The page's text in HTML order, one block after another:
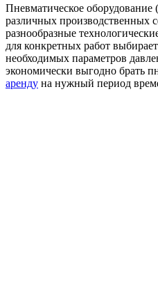
Пневматическое оборудование
различных производственных
разнообразные
для конкретных работ
необходимых параметров
экономически выгодно брать
аренду на нужный период